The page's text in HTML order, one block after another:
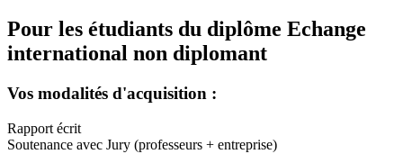
Pour les étudiants du diplôme Echange
international non diplomant
Vos modalités d'acquisition :
Rapport écrit
Soutenance avec Jury (professeurs + entreprise)